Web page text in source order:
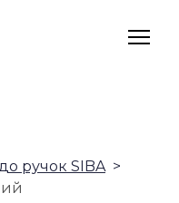
ручок SIBA